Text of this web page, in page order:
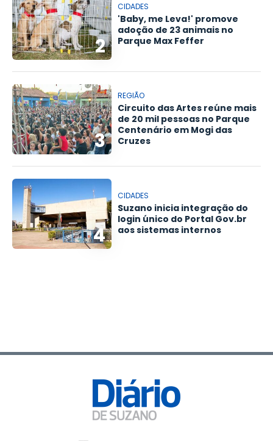
2
CIDADES
'Baby, me Leva!' promove
adoção de 23 animais no
Parque Max Feffer
3
REGIÃO
Circuito das Artes reúne mais
de 20 mil pessoas no Parque
Centenário em Mogi das
Cruzes
4
CIDADES
Suzano inicia integração do
login único do Portal Gov.br
aos sistemas internos